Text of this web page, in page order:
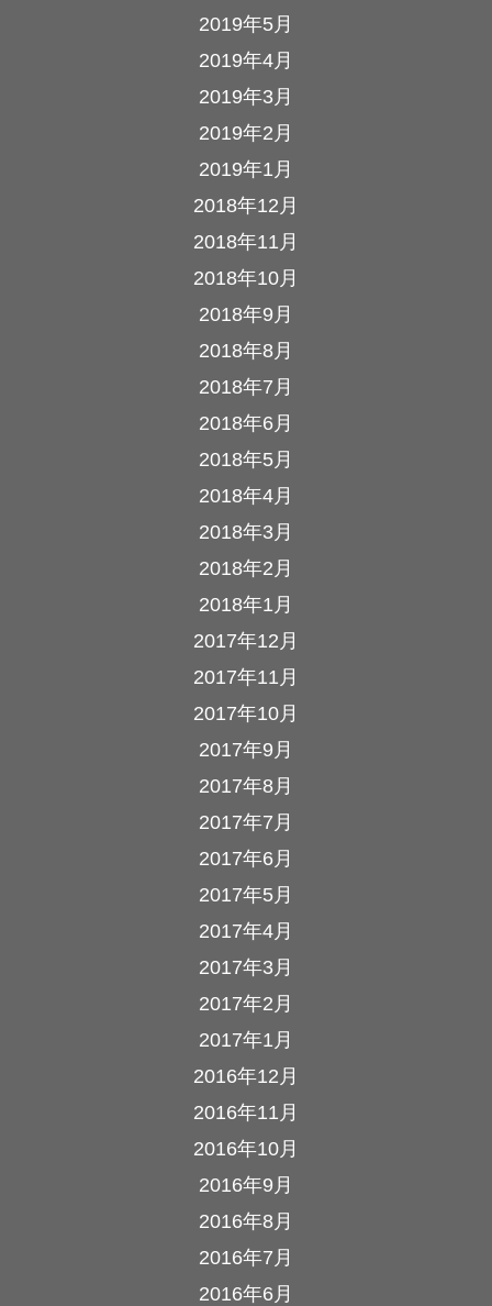
2019年5月
2019年4月
2019年3月
2019年2月
2019年1月
2018年12月
2018年11月
2018年10月
2018年9月
2018年8月
2018年7月
2018年6月
2018年5月
2018年4月
2018年3月
2018年2月
2018年1月
2017年12月
2017年11月
2017年10月
2017年9月
2017年8月
2017年7月
2017年6月
2017年5月
2017年4月
2017年3月
2017年2月
2017年1月
2016年12月
2016年11月
2016年10月
2016年9月
2016年8月
2016年7月
2016年6月